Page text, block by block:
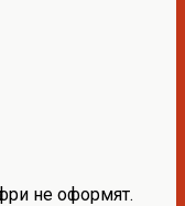
не оформят.